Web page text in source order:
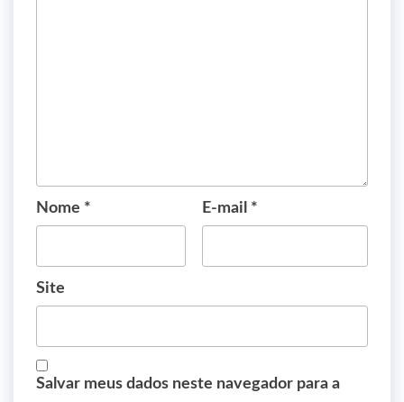
Nome * E-mail *
Site
Salvar meus dados neste navegador para a